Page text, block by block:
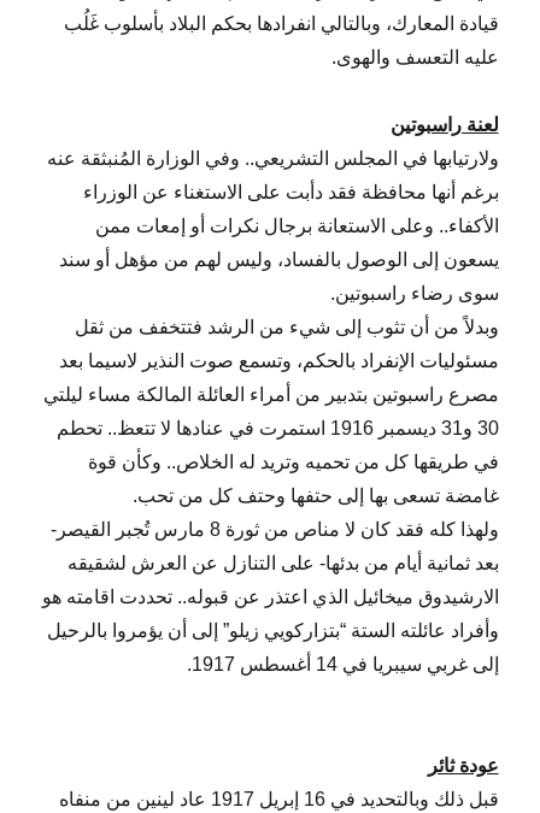
قيادة المعارك، وبالتالي انفرادها بحكم البلاد بأسلوب غَلُب
عليه التعسف والهوى.
لعنة راسبوتين
ولارتيابها في المجلس التشريعي.. وفي الوزارة المُنبثقة عنه
برغم أنها محافظة فقد دأبت على الاستغناء عن الوزراء
الأكفاء.. وعلى الاستعانة برجال نكرات أو إمعات ممن
يسعون إلى الوصول بالفساد، وليس لهم من مؤهل أو سند
سوى رضاء راسبوتين.
وبدلاً من أن تثوب إلى شيء من الرشد فتتخفف من ثقل
مسئوليات الإنفراد بالحكم، وتسمع صوت النذير لاسيما بعد
مصرع راسبوتين بتدبير من أمراء العائلة المالكة مساء ليلتي
30 و31 ديسمبر 1916 استمرت في عنادها لا تتعظ.. تحطم
في طريقها كل من تحميه وتريد له الخلاص.. وكأن قوة
غامضة تسعى بها إلى حتفها وحتف كل من تحب.
ولهذا كله فقد كان لا مناص من ثورة 8 مارس تُجبر القيصر-
بعد ثمانية أيام من بدئها- على التنازل عن العرش لشقيقه
الارشيدوق ميخائيل الذي اعتذر عن قبوله.. تحددت اقامته هو
وأفراد عائلته الستة “بتزاركويي زيلو” إلى أن يؤمروا بالرحيل
إلى غربي سيبريا في 14 أغسطس 1917.
عودة ثائر
قبل ذلك وبالتحديد في 16 إبريل 1917 عاد لينين من منفاه